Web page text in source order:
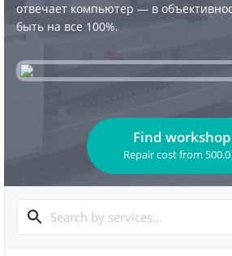
отвечает компьютер — в
быть на все 100%.
Find workshop
Repair costfrom 500.0